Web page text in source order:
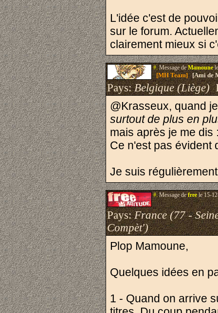
L'idée c'est de
sur le forum.
clairement mieux si
#.Message deMamoune
[MH Team][Ami de
Pays:Belgique (Liège)
@Krasseux, quand
surtout de plus en
mais après je me dis
Ce n'est pas évident
Je suis
#.Message defreele 15-
Pays:France (77 -
Compèt')
Plop Mamoune,
Quelques idées en
1 - Quand on arrive